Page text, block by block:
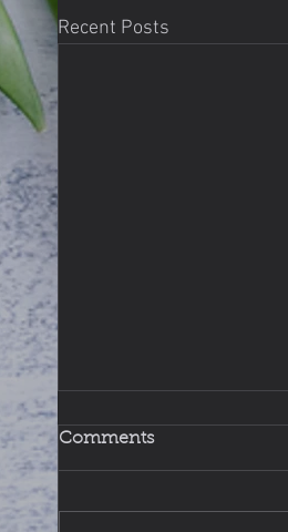
Recent Posts
Comments